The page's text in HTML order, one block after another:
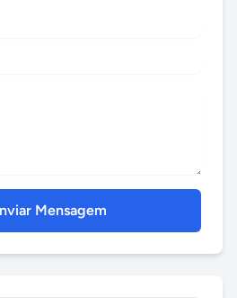
Mensagem